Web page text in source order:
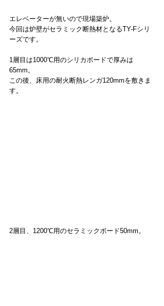
エレベーターが無いので現場築炉。
今回は炉壁がセラミック断熱材となるTY-Fシリ
ーズです。
1層目は1000℃用のシリカボードで厚みは
65mm。
この後、床用の耐火断熱レンガ120mmを敷きま
す。
2層目、1200℃用のセラミックボード50mm。